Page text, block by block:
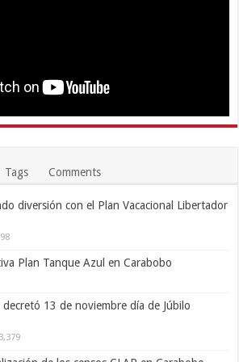
Tags Comments
diversión con el Plan Vacacional Libertador
Plan Tanque Azul en Carabobo
13 de noviembre día de Júbilo